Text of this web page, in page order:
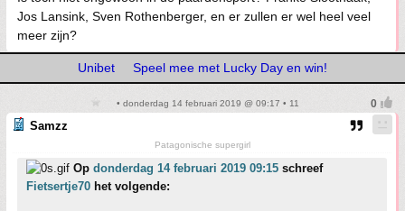
Jos Lansink, Sven Rothenberger, en er zullen er wel heel veel
meer zijn?
Unibet Speel mee met Lucky Day en win!
• donderdag 14 februari 2019 @ 09:17 • 11
Samzz
Patagonische supergirl
Op donderdag 14 februari 2019 09:15 schreef
Fietsertje70 het volgende: